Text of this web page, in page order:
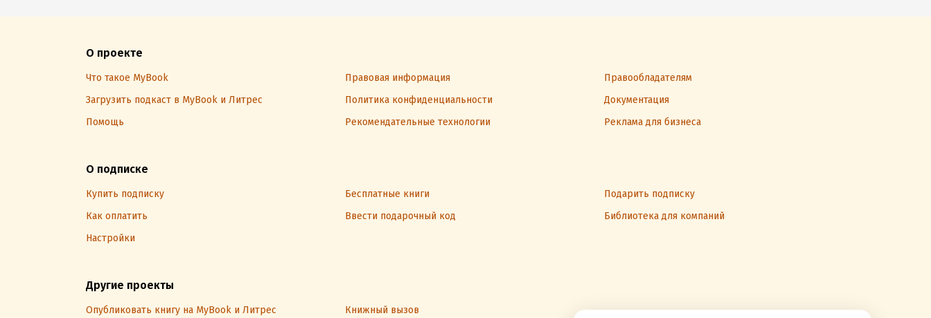
О проекте
Что такое MyBook Правовая информация
Правообладателям
Загрузить подкаст в MyBook и Литрес
Политика конфиденциальности
Документация
Помощь
Рекомендательные технологии Реклама для бизнеса
О подписке
Купить подписку Бесплатные книги
Подарить подписку
Как оплатить
Ввести подарочный код
Библиотека для компаний
Настройки
Другие проекты
Опубликовать книгу на MyBook и Литрес Книжный вызов